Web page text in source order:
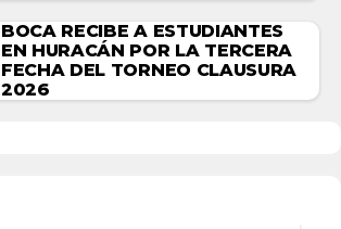
BOCA RECIBE A ESTUDIANTES
EN HURACÁN POR LA TERCERA
FECHA DEL TORNEO CLAUSURA
2026